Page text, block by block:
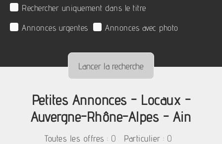
Rechercher uniquement dans le titre
Annonces urgentes
Annonces avec photo
Petites Annonces - Locaux -
Auvergne-Rhône-Alpes - Ain
Toutes les offres : 0 Particulier : 0